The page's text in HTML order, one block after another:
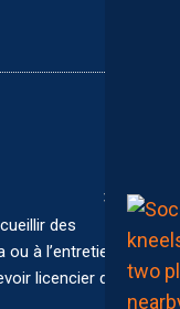
des
à l’entretien,
licencier du